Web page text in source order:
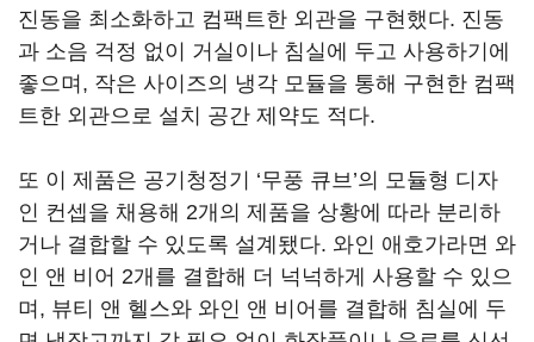
진동을 최소화하고 컴팩트한 외관을 구현했다. 진동
과 소음 걱정 없이 거실이나 침실에 두고 사용하기에
좋으며, 작은 사이즈의 냉각 모듈을 통해 구현한 컴팩
트한 외관으로 설치 공간 제약도 적다.
또 이 제품은 공기청정기 ‘무풍 큐브’의 모듈형 디자
인 컨셉을 채용해 2개의 제품을 상황에 따라 분리하
거나 결합할 수 있도록 설계됐다. 와인 애호가라면 와
인 앤 비어 2개를 결합해 더 넉넉하게 사용할 수 있으
며, 뷰티 앤 헬스와 와인 앤 비어를 결합해 침실에 두